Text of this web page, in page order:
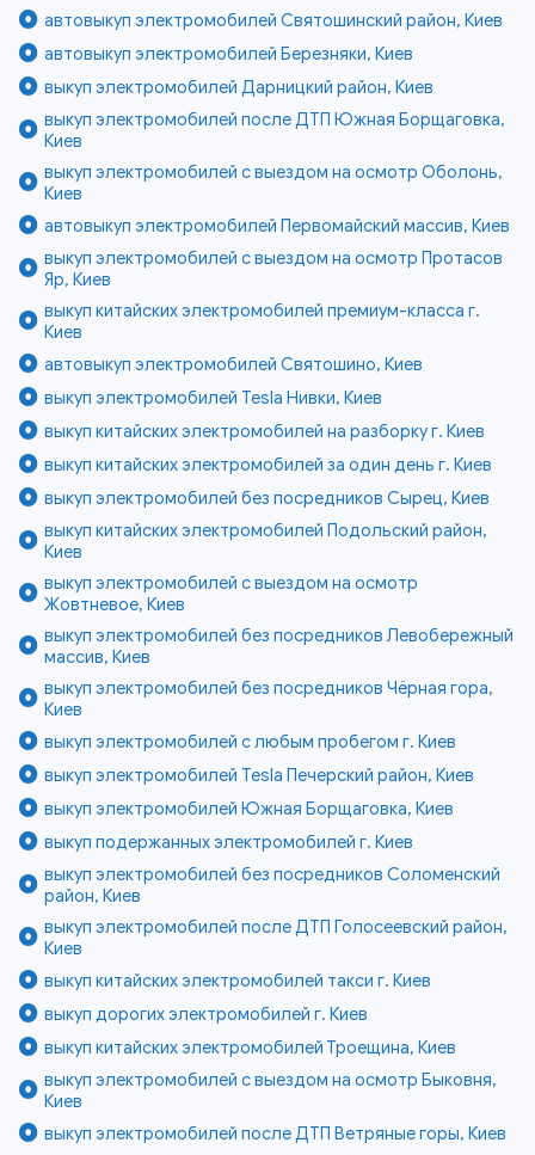
автовыкуп электромобилей Святошинский район, Киев
автовыкуп электромобилей Березняки, Киев
выкуп электромобилей Дарницкий район, Киев
выкуп электромобилей после ДТП Южная Борщаговка,
Киев
выкуп электромобилей с выездом на осмотр Оболонь,
Киев
автовыкуп электромобилей Первомайский массив, Киев
выкуп электромобилей с выездом на осмотр Протасов
Яр, Киев
выкуп китайских электромобилей премиум-класса г.
Киев
автовыкуп электромобилей Святошино, Киев
выкуп электромобилей Tesla Нивки, Киев
выкуп китайских электромобилей на разборку г. Киев
выкуп китайских электромобилей за один день г. Киев
выкуп электромобилей без посредников Сырец, Киев
выкуп китайских электромобилей Подольский район,
Киев
выкуп электромобилей с выездом на осмотр
Жовтневое, Киев
выкуп электромобилей без посредников Левобережный
массив, Киев
выкуп электромобилей без посредников Чёрная гора,
Киев
выкуп электромобилей с любым пробегом г. Киев
выкуп электромобилей Tesla Печерский район, Киев
выкуп электромобилей Южная Борщаговка, Киев
выкуп подержанных электромобилей г. Киев
выкуп электромобилей без посредников Соломенский
район, Киев
выкуп электромобилей после ДТП Голосеевский район,
Киев
выкуп китайских электромобилей такси г. Киев
выкуп дорогих электромобилей г. Киев
выкуп китайских электромобилей Троещина, Киев
выкуп электромобилей с выездом на осмотр Быковня,
Киев
выкуп электромобилей после ДТП Ветряные горы, Киев